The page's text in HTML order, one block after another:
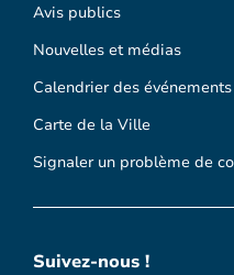
Avis publics
Nouvelles et médias
Calendrier des
Carte de la Ville
Signaler un problème de
Suivez-nous !